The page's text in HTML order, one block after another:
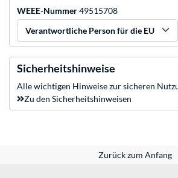
WEEE-Nummer49515708
Verantwortliche Person für die EU
Sicherheitshinweise
Alle wichtigen Hinweise zur sicheren
Zu den Sicherheitshinweisen
Zurück zum Anfang